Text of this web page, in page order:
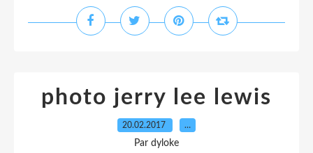
photo jerry lee lewis
20.02.2017 …
Par dyloke